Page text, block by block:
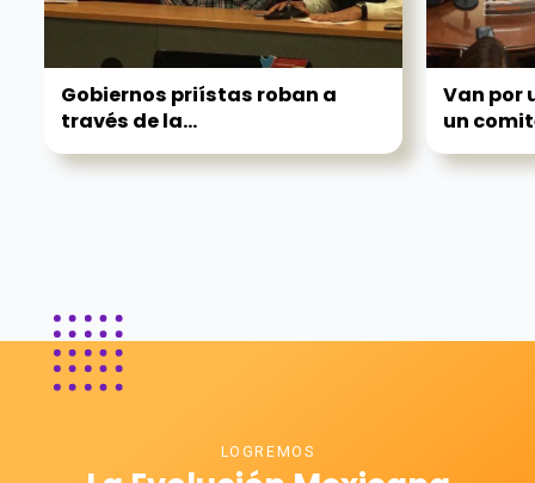
Gobiernos priístas roban a
través de la...
Van por
un
LOGREMOS